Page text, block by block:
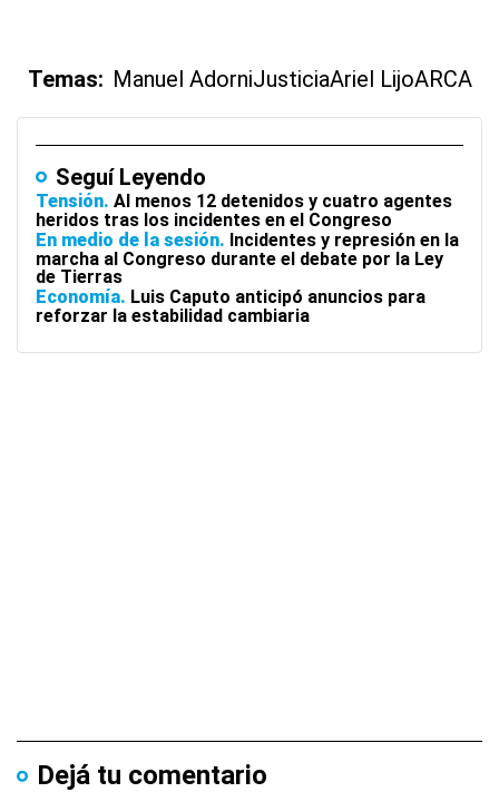
Temas: Manuel AdorniJusticiaAriel LijoARCA
Seguí Leyendo
Tensión Al menos 12 detenidos y cuatro agentes
heridos tras los incidentes en el Congreso
En medio de la sesión Incidentes y represión en la
marcha al Congreso durante el debate por la Ley
de Tierras
Economía Luis Caputo anticipó anuncios para
reforzar la estabilidad cambiaria
Dejá tu comentario